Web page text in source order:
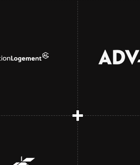
curve and